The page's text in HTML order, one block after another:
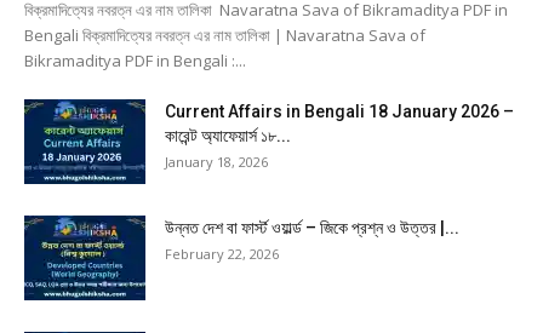
বিক্রমাদিত্যের নবরত্ন এর নাম তালিকা Navaratna Sava of Bikramaditya PDF in
Bengali বিক্রমাদিত্যের নবরত্ন এর নাম তালিকা | Navaratna Sava of
Bikramaditya PDF in Bengali :...
Current Affairs in Bengali 18 January 2026 –
কারেন্ট অ্যাফেয়ার্স ১৮...
January 18, 2026
উন্নত দেশ বা ফার্স্ট ওয়ার্ল্ড – জিকে প্রশ্ন ও উত্তর |...
February 22, 2026